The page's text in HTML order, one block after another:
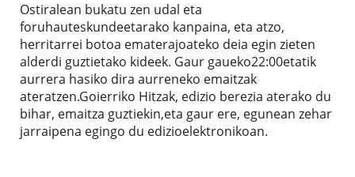
Ostiralean bukatu zen udal eta
foruhauteskundeetarako kanpaina, eta atzo,
herritarrei botoa ematerajoateko deia egin zieten
alderdi guztietako kideek. Gaur gaueko22:00etatik
aurrera hasiko dira aurreneko emaitzak
ateratzen.Goierriko Hitzak, edizio berezia aterako du
bihar, emaitza guztiekin,eta gaur ere, egunean zehar
jarraipena egingo du edizioelektronikoan.